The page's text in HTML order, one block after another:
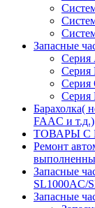
Запасные
Серия
Серия
Серия
Серия
Барахолка(
FAAC и т.д.)
ТОВАРЫ С
Ремонт
Запасные
SL1000AC/
Запасные